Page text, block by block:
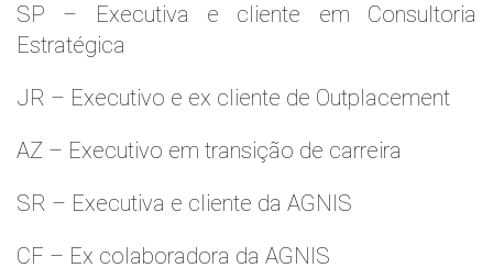
SP – Executiva e cliente em Consultoria
Estratégica
JR – Executivo e ex cliente de Outplacement
AZ – Executivo em transição de carreira
SR – Executiva e cliente da AGNIS
CF – Ex colaboradora da AGNIS